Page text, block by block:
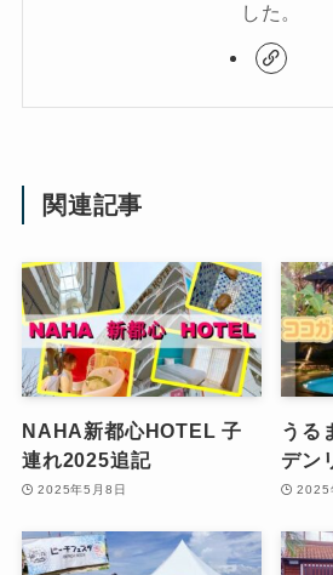
した。
関連記事
NAHA新都心HOTEL 子
連れ2025追記
2025年5月8日
うる
デン
2025